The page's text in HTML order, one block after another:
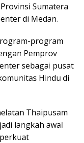
Sumatera
di Medan.
program
Pemprov
sebagai pusat
Hindu di
Thaipusam
langkah awal